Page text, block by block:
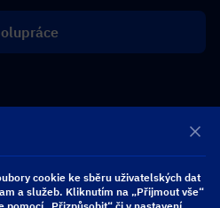
cookie ke sběru uživatelských dat
a služeb. Kliknutím na „Přijmout vše“